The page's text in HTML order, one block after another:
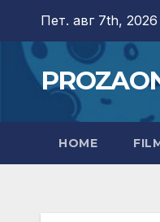
content
Пет. авг 7th, 2026
HOME